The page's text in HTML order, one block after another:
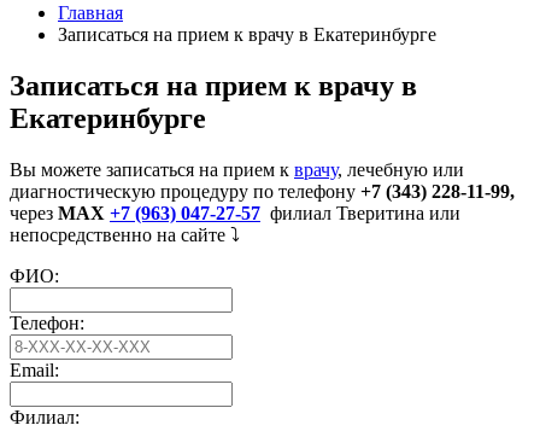
Главная
Записаться на прием к врачу в Екатеринбурге
Записаться на прием к врачу в
Екатеринбурге
Вы можете записаться на прием к врачу, лечебную или
диагностическую процедуру по телефону +7 (343) 228-11-99,
через MAX +7 (963) 047-27-57 филиал Тверитина или
непосредственно на сайте ⤵️
ФИО:
Телефон:
Email:
Филиал: